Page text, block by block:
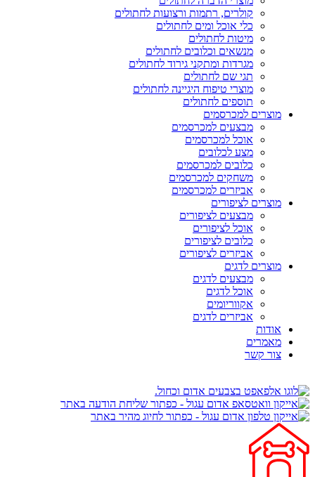
קולרים, רתמות ורצועות לחתולים
כלי אוכל ומים לחתולים
מיטות לחתולים
מנשאים וכלובים לחתולים
מגרדות ומתקני גירוד לחתולים
תגי שם לחתולים
מוצרי טיפוח היגיינה לחתולים
תוספים לחתולים
מוצרים למכרסמים
מבצעים למכרסמים
אוכל למכרסמים
מצע לכלובים
כלובים למכרסמים
משחקים למכרסמים
אביזרים למכרסמים
מוצרים לציפורים
מבצעים לציפורים
אוכל לציפורים
כלובים לציפורים
אביזרים לציפורים
מוצרים לדגים
מבצעים לדגים
אוכל לדגים
אקווריומים
אביזרים לדגים
אודות
מאמרים
צור קשר